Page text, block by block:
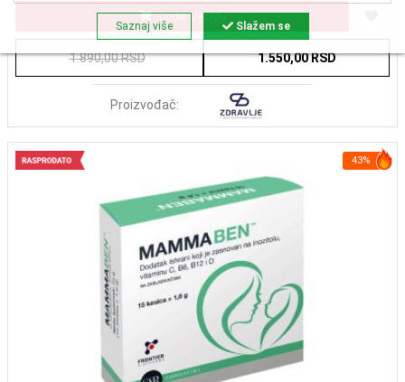
Dodaj U Korpu
1.890,00 RSD 1.550,00 RSD
Proizvođač:
43%
Saznaj više Slažem se